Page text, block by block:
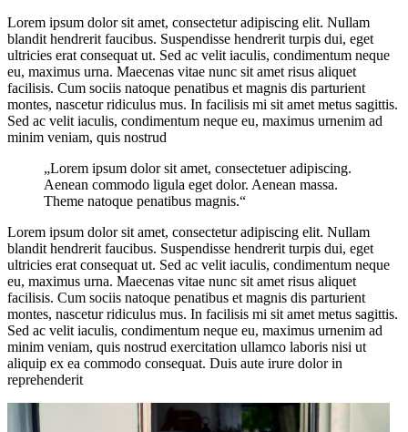
Lorem ipsum dolor sit amet, consectetur adipiscing elit. Nullam
blandit hendrerit faucibus. Suspendisse hendrerit turpis dui, eget
ultricies erat consequat ut. Sed ac velit iaculis, condimentum neque
eu, maximus urna. Maecenas vitae nunc sit amet risus aliquet
facilisis. Cum sociis natoque penatibus et magnis dis parturient
montes, nascetur ridiculus mus. In facilisis mi sit amet metus sagittis.
Sed ac velit iaculis, condimentum neque eu, maximus urnenim ad
minim veniam, quis nostrud
„Lorem ipsum dolor sit amet, consectetuer adipiscing.
Aenean commodo ligula eget dolor. Aenean massa.
Theme natoque penatibus magnis.“
Lorem ipsum dolor sit amet, consectetur adipiscing elit. Nullam
blandit hendrerit faucibus. Suspendisse hendrerit turpis dui, eget
ultricies erat consequat ut. Sed ac velit iaculis, condimentum neque
eu, maximus urna. Maecenas vitae nunc sit amet risus aliquet
facilisis. Cum sociis natoque penatibus et magnis dis parturient
montes, nascetur ridiculus mus. In facilisis mi sit amet metus sagittis.
Sed ac velit iaculis, condimentum neque eu, maximus urnenim ad
minim veniam, quis nostrud exercitation ullamco laboris nisi ut
aliquip ex ea commodo consequat. Duis aute irure dolor in
reprehenderit